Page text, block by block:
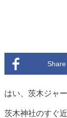
Share
はい、茨木ジャ
茨木神社のすぐ